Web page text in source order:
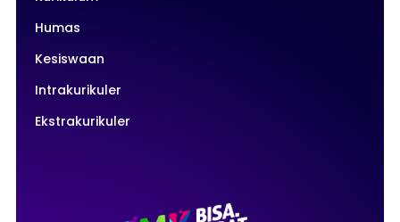
Humas
Kesiswaan
Intrakurikuler
Ekstrakurikuler